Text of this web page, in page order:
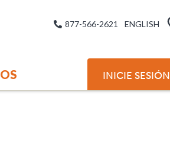
877-566-2621 ENGLISH
INICIE SESIÓN